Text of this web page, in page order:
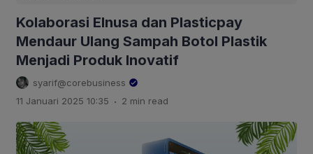
Kolaborasi Elnusa dan Plasticpay
Mendaur Ulang Sampah Botol Plastik
Menjadi Produk Inovatif
syarif@corebusiness
11 Januari 2025 10:35 . 2 min read